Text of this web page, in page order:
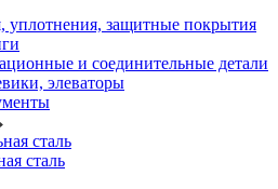
уплотнения, защитные покрытия
и соединительные детали
элеваторы
сталь
сталь